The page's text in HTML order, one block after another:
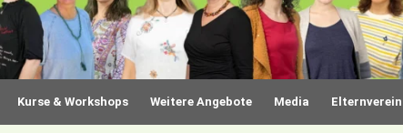
Kurse & Workshops Weitere Angebote Media Elternverein